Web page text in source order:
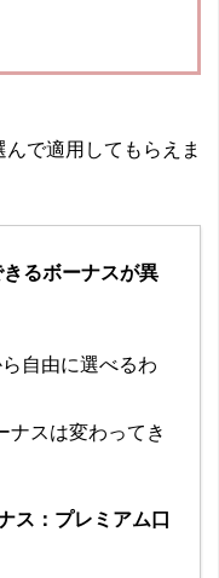
で適用してもらえま
るボーナスが異
自由に選べるわ
ナスは変わってき
ス：プレミアム口